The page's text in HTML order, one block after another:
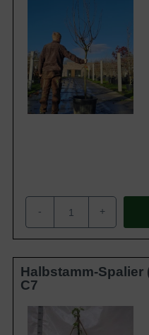
- +
Halbstamm-Spalier
C7